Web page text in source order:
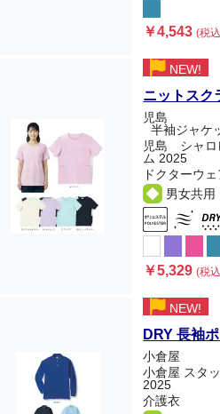
￥4,543(税
NEW!
ニットスク
児島
半袖ジャケ
児島 シャロ
ム 2025
ドクターウェ
男女共用
￥5,329(税
NEW!
DRY 長袖
小倉屋
小倉屋 スタ
2025
介護衣